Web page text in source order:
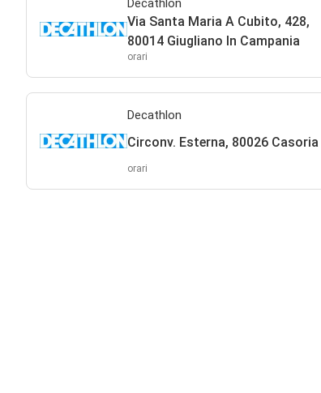
Decathlon
Via Santa Maria A Cubito, 428,
80014 Giugliano In Campania
orari
Decathlon
Circonv. Esterna, 80026 Casoria
orari